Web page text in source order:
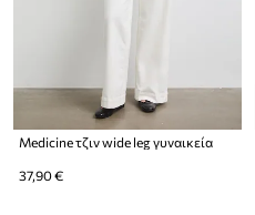
Medicine τζιν wide leg γυναικεία
37,90 €